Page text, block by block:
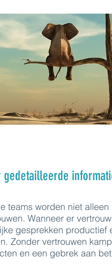
gedetailleerde
teams worden niet
Wanneer er
gesprekken productief
Zonder vertrouwen
en een gebrek aan